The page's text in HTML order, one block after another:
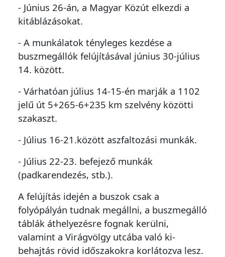
- Június 26-án, a Magyar Közút elkezdi a
kitáblázásokat.
- A munkálatok tényleges kezdése a
buszmegállók felújításával június 30-július
14. között.
- Várhatóan július 14-15-én marják a 1102
jelű út 5+265-6+235 km szelvény közötti
szakaszt.
- Július 16-21.között aszfaltozási munkák.
- Július 22-23. befejező munkák
(padkarendezés, stb.).
A felújítás idején a buszok csak a
folyópályán tudnak megállni, a buszmegálló
táblák áthelyezésre fognak kerülni,
valamint a Virágvölgy utcába való ki-
behajtás rövid időszakokra korlátozva lesz.